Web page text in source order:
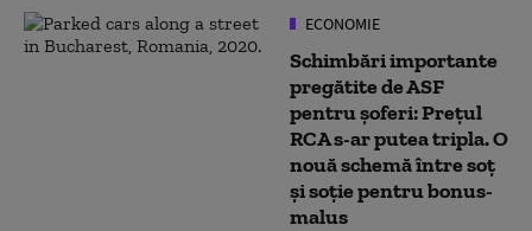
ECONOMIE
Schimbări importante
pregătite de ASF
pentru șoferi: Prețul
RCA s-ar putea tripla. O
nouă schemă între soț
și soție pentru bonus-
malus